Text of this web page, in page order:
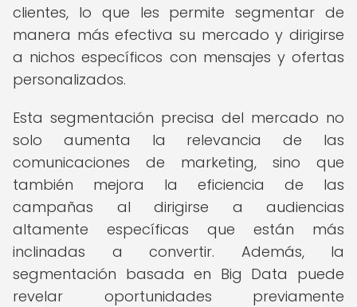
clientes, lo que les permite segmentar de
manera más efectiva su mercado y dirigirse
a nichos específicos con mensajes y ofertas
personalizados.
Esta segmentación precisa del mercado no
solo aumenta la relevancia de las
comunicaciones de marketing, sino que
también mejora la eficiencia de las
campañas al dirigirse a audiencias
altamente específicas que están más
inclinadas a convertir. Además, la
segmentación basada en Big Data puede
revelar oportunidades previamente